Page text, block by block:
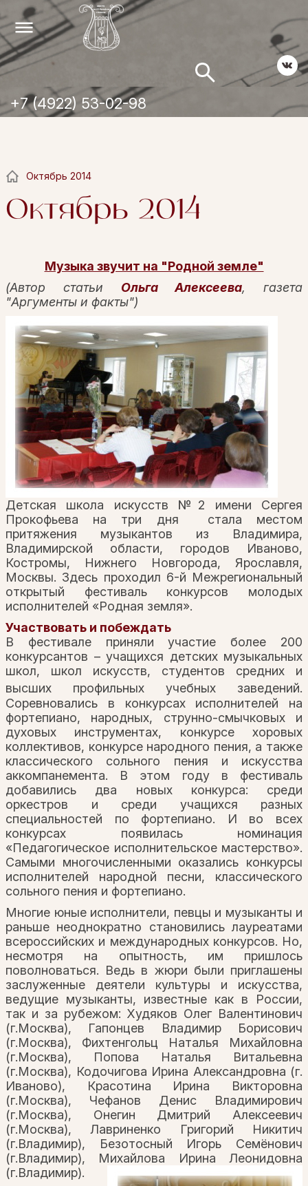
+7 (4922) 53-02-98
Октябрь 2014
Октябрь 2014
Музыка звучит на "Родной земле"
(Автор статьи Ольга Алексеева, газета
"Аргументы и факты")
Детская школа искусств №2 имени Сергея
Прокофьева на три дня
стала местом
притяжения музыкантов из Владимира,
Владимирской области, городов Иваново,
Костромы, Нижнего Новгорода, Ярославля,
Москвы. Здесь проходил 6-й Межрегиональный
открытый фестиваль конкурсов молодых
исполнителей «Родная земля».
Участвовать и побеждать
В фестивале приняли участие более 200
конкурсантов – учащихся детских музыкальных
школ, школ искусств, студентов средних и
высших профильных учебных заведений.
Соревновались в конкурсах исполнителей на
фортепиано, народных, струнно-смычковых и
духовых инструментах, конкурсе хоровых
коллективов, конкурсе народного пения, а также
классического сольного пения и искусства
аккомпанемента. В этом году в фестиваль
добавились два новых конкурса: среди
оркестров и среди учащихся разных
специальностей по фортепиано. И во всех
конкурсах появилась номинация
«Педагогическое исполнительское мастерство».
Самыми многочисленными оказались конкурсы
исполнителей народной песни, классического
сольного пения и фортепиано.
Многие юные исполнители, певцы и музыканты и
раньше неоднократно становились лауреатами
всероссийских и международных конкурсов. Но,
несмотря на опытность, им пришлось
поволноваться. Ведь в жюри были приглашены
заслуженные деятели культуры и искусства,
ведущие музыканты, известные как в России,
так и за рубежом: Худяков Олег Валентинович
(г.Москва), Гапонцев Владимир Борисович
(г.Москва), Фихтенгольц Наталья Михайловна
(г.Москва), Попова Наталья Витальевна
(г.Москва), Кодочигова Ирина Александровна (г.
Иваново), Красотина Ирина Викторовна
(г.Москва), Чефанов Денис Владимирович
(г.Москва), Онегин Дмитрий Алексеевич
(г.Москва), Лавриненко Григорий Никитич
(г.Владимир), Безотосный Игорь Семёнович
(г.Владимир), Михайлова Ирина Леонидовна
(г.Владимир).